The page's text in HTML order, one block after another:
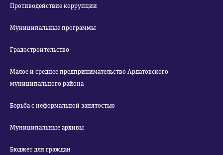
Противодействие коррупции
Муниципальные программы
Градостроительство
Малое и среднее предпринимательство Ардатовского
муниципального района
Борьба с неформальной занятостью
Муниципальные архивы
Бюджет для граждан